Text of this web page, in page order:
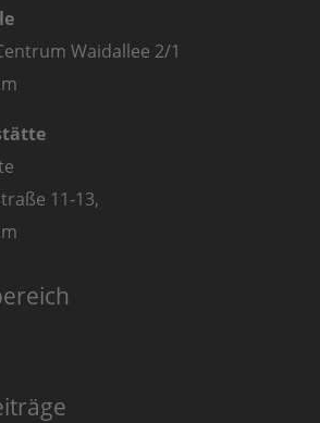
Waidallee 2/1
11-13,